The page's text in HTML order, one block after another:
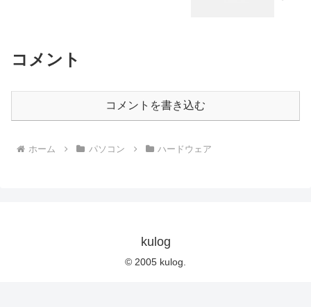
コメント
コメントを書き込む
ホーム パソコン ハードウェア
kulog
© 2005 kulog.